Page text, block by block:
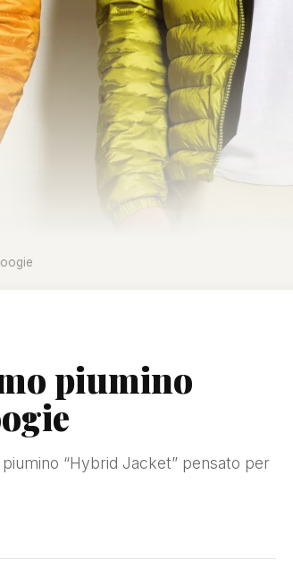
piumino
“Hybrid Jacket” pensato per